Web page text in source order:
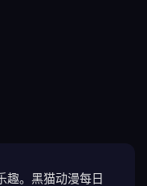
趣。黑猫动漫每日